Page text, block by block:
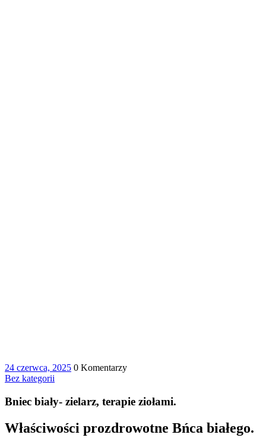
24 czerwca, 2025 0 Komentarzy
Bez kategorii
Bniec biały- zielarz, terapie ziołami.
Właściwości prozdrowotne Bńca białego.